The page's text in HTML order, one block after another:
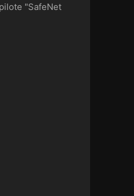
"SafeNet